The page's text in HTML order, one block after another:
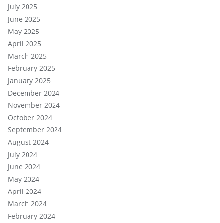
July 2025
June 2025
May 2025
April 2025
March 2025
February 2025
January 2025
December 2024
November 2024
October 2024
September 2024
August 2024
July 2024
June 2024
May 2024
April 2024
March 2024
February 2024